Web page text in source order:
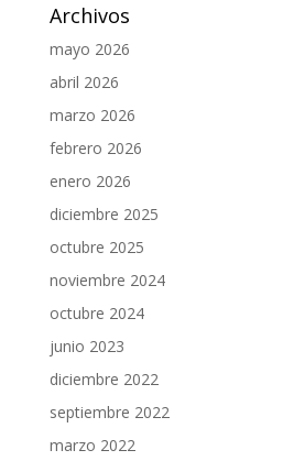
Archivos
mayo 2026
abril 2026
marzo 2026
febrero 2026
enero 2026
diciembre 2025
octubre 2025
noviembre 2024
octubre 2024
junio 2023
diciembre 2022
septiembre 2022
marzo 2022